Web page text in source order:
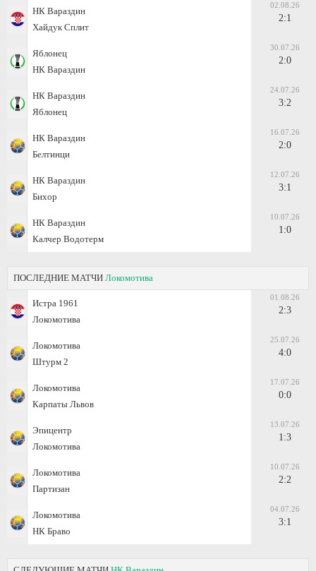
НК Вараздин
Хайдук Сплит
02.08.26
2:1
Яблонец
НК Вараздин
30.07.26
2:0
НК Вараздин
Яблонец
24.07.26
3:2
НК Вараздин
Белтинци
16.07.26
2:0
НК Вараздин
Бихор
12.07.26
3:1
НК Вараздин
Калчер Водотерм
10.07.26
1:0
ПОСЛЕДНИЕ МАТЧИ Локомотива
Истра 1961
Локомотива
01.08.26
2:3
Локомотива
Штурм 2
25.07.26
4:0
Локомотива
Карпаты Львов
17.07.26
0:0
Эпицентр
Локомотива
13.07.26
1:3
Локомотива
Партизан
10.07.26
2:2
Локомотива
НК Браво
04.07.26
3:1